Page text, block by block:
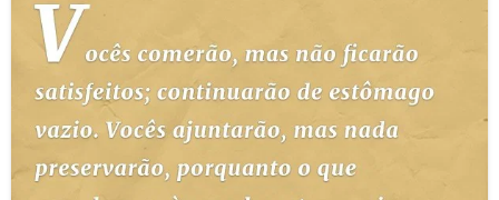
TEMAS
PERGUNTE À BÍBLIA IA
TERMO BÍBLICO JOGOS